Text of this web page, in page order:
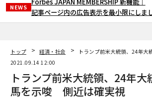
NEWS
記事ページ内の広告表示を最小限にしま
トップ 経済・社会
トランプ前米大統領、24年
2021.09.14 12:00
トランプ前米大統領、24年大
馬を示唆 側近は確実視